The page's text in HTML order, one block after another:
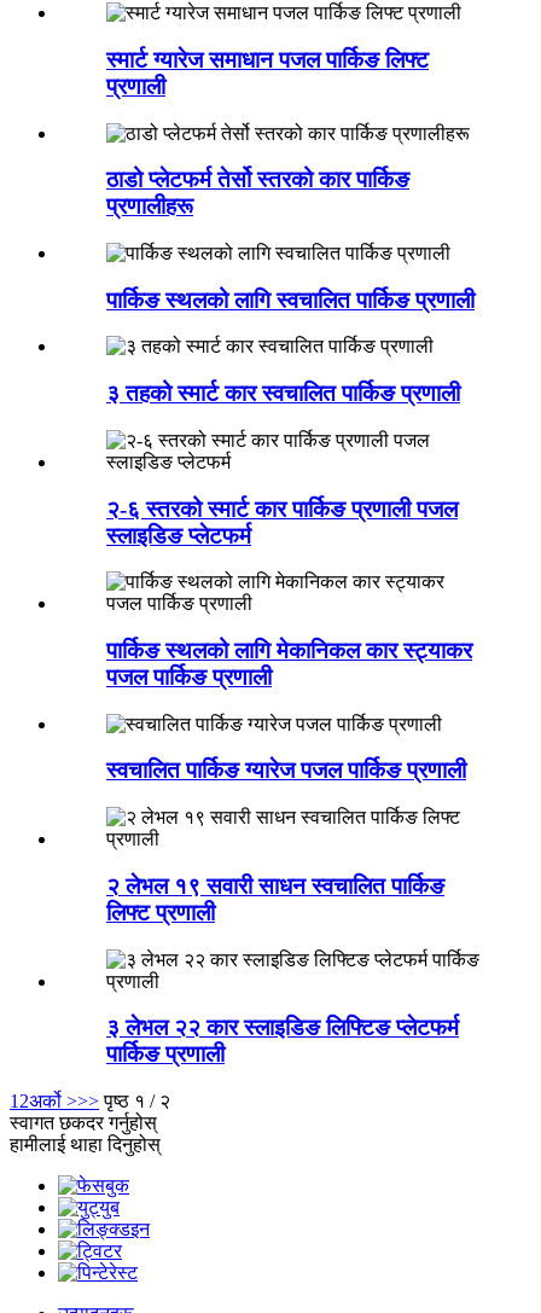
स्मार्ट ग्यारेज समाधान पजल पार्किङ लिफ्ट
प्रणाली
ठाडो प्लेटफर्म तेर्सो स्तरको कार पार्किङ
प्रणालीहरू
पार्किङ स्थलको लागि स्वचालित पार्किङ प्रणाली
३ तहको स्मार्ट कार स्वचालित पार्किङ प्रणाली
२-६ स्तरको स्मार्ट कार पार्किङ प्रणाली पजल
स्लाइडिङ प्लेटफर्म
पार्किङ स्थलको लागि मेकानिकल कार स्ट्याकर
पजल पार्किङ प्रणाली
स्वचालित पार्किङ ग्यारेज पजल पार्किङ प्रणाली
२ लेभल १९ सवारी साधन स्वचालित पार्किङ
लिफ्ट प्रणाली
३ लेभल २२ कार स्लाइडिङ लिफ्टिङ प्लेटफर्म
पार्किङ प्रणाली
1 2अर्को >>> पृष्ठ १ / २
स्वागत छकदर गर्नुहोस्
हामीलाई थाहा दिनुहोस्